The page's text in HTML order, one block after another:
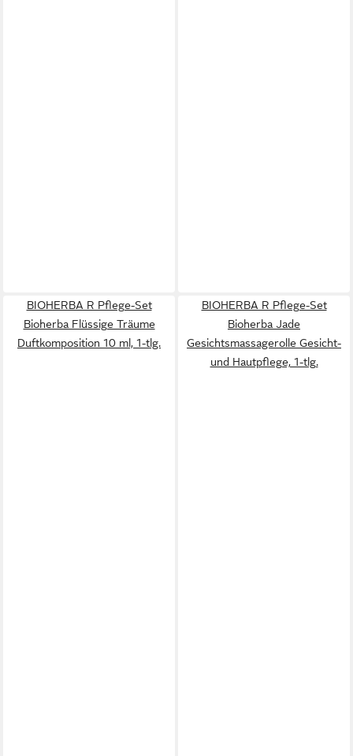
BIOHERBA R Pflege-Set
Bioherba Flüssige Träume
Duftkomposition 10 ml, 1-tlg.
BIOHERBA R Pflege-Set
Bioherba Jade
Gesichtsmassagerolle Gesicht-
und Hautpflege, 1-tlg.